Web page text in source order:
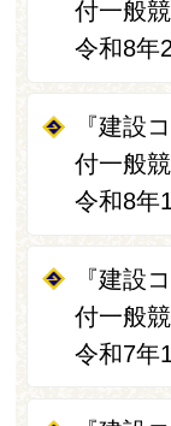
付一般
令和8年
『建設
付一般
令和8年
『建設
付一般
令和7年